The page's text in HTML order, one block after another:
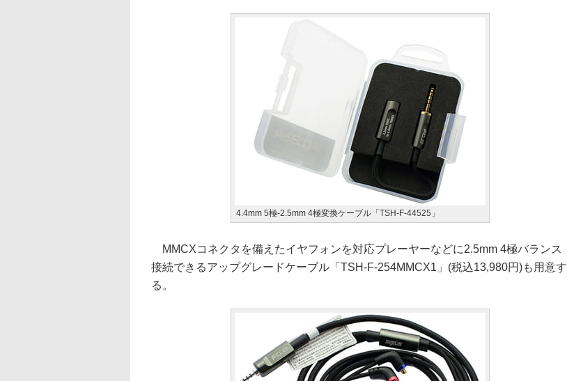
4.4mm 5極-2.5mm 4極変換ケーブル「TSH-F-44525」
MMCXコネクタを備えたイヤフォンを対応プレーヤーなどに2.5mm 4極バランス
接続できるアップグレードケーブル「TSH-F-254MMCX1」(税込13,980円)も用意す
る。